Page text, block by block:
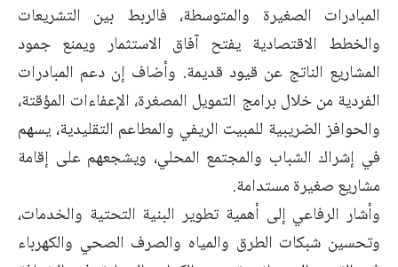
المبادرات الصغيرة والمتوسطة، فالربط بين التشريعات
والخطط الاقتصادية يفتح آفاق الاستثمار ويمنع جمود
المشاريع الناتج عن قيود قديمة. وأضاف إن دعم المبادرات
الفردية من خلال برامج التمويل المصغرة، الإعفاءات المؤقتة،
والحوافز الضريبية للمبيت الريفي والمطاعم التقليدية، يسهم
في إشراك الشباب والمجتمع المحلي، ويشجعهم على إقامة
مشاريع صغيرة مستدامة.
وأشار الرفاعي إلى أهمية تطوير البنية التحتية والخدمات،
وتحسين شبكات الطرق والمياه والصرف الصحي والكهرباء